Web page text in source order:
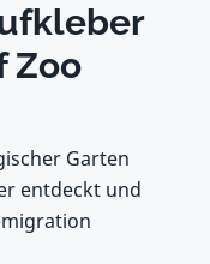
Zoo
Garten
entdeckt und